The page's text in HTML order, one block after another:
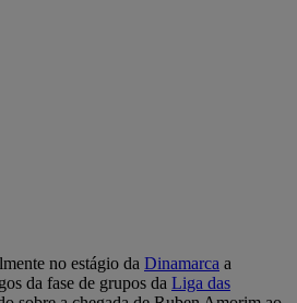
no estágio da Dinamarca a
da fase de grupos da Liga das